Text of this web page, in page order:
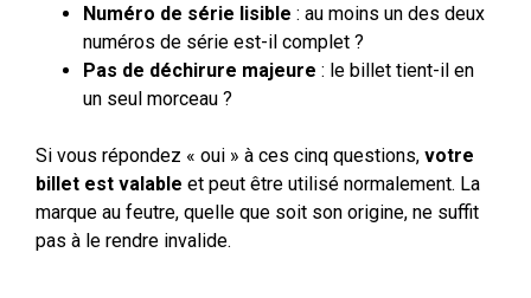
Numéro de série lisible : au moins un des deux
numéros de série est-il complet ?
Pas de déchirure majeure : le billet tient-il en
un seul morceau ?
Si vous répondez « oui » à ces cinq questions, votre
billet est valable et peut être utilisé normalement. La
marque au feutre, quelle que soit son origine, ne suffit
pas à le rendre invalide.